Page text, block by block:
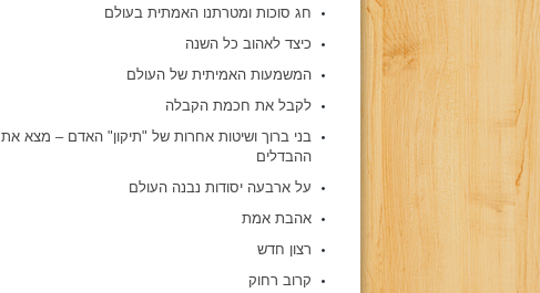
חג סוכות ומטרתנו האמתית בעולם
כיצד לאהוב כל השנה
המשמעות האמיתית של העולם
לקבל את חכמת הקבלה
בני ברוך ושיטות אחרות של "תיקון" האדם – מצא את
ההבדלים
על ארבעה יסודות נבנה העולם
אהבת אמת
רצון חדש
קרוב רחוק